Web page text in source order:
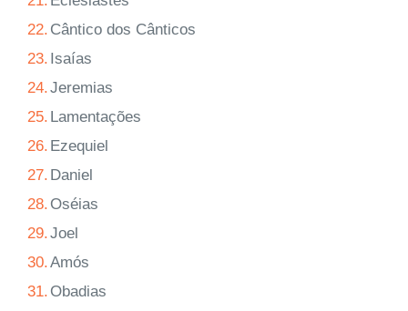
22. Cântico dos Cânticos
23. Isaías
24.Jeremias
25. Lamentações
26. Ezequiel
27. Daniel
28. Oséias
29.Joel
30.Amós
31. Obadias